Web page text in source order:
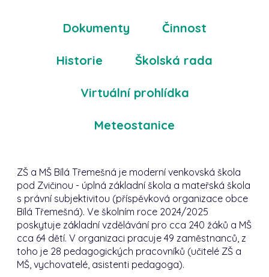
Dokumenty Činnost
Historie Školská rada
Virtuální prohlídka
Meteostanice
ZŠ a MŠ Bílá Třemešná je moderní venkovská škola
pod Zvičinou - úplná základní škola a mateřská škola
s právní subjektivitou (příspěvková organizace obce
Bílá Třemešná). Ve školním roce 2024/2025
poskytuje základní vzdělávání pro cca 240 žáků a MŠ
cca 64 dětí. V organizaci pracuje 49 zaměstnanců, z
toho je 28 pedagogických pracovníků (učitelé ZŠ a
MŠ, vychovatelé, asistenti pedagoga).